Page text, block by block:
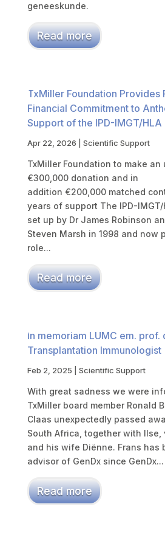
geneeskunde.
Read more
TxMiller Foundation Provides
Financial Commitment to
Support of the IPD-IMGT/HLA
Apr 22, 2026 Scientific Support
TxMiller Foundation to make
€300,000 donation and in
addition €200,000 matched
years of support The IPD-
set up by Dr James Robinson
Steven Marsh in 1998 and now
role...
Read more
In memoriam LUMC em. prof.
Transplantation Immunologist
Feb 2, 2025 Scientific Support
With great sadness we were
TxMiller board member Ronald
Claas unexpectedly passed
South Africa, together with Ilse,
and his wife Diënne. Frans has
advisor of GenDx since GenDx...
Read more